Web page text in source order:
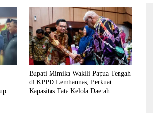
Bupati Mimika Wakili Papua Tengah
di KPPD Lemhannas, Perkuat
Kapasitas Tata Kelola Daerah